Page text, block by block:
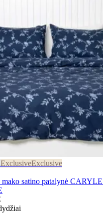
ExclusiveExclusive
satino patalynė